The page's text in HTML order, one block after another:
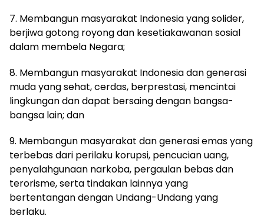
7. Membangun masyarakat Indonesia yang solider,
berjiwa gotong royong dan kesetiakawanan sosial
dalam membela Negara;
8. Membangun masyarakat Indonesia dan generasi
muda yang sehat, cerdas, berprestasi, mencintai
lingkungan dan dapat bersaing dengan bangsa-
bangsa lain; dan
9. Membangun masyarakat dan generasi emas yang
terbebas dari perilaku korupsi, pencucian uang,
penyalahgunaan narkoba, pergaulan bebas dan
terorisme, serta tindakan lainnya yang
bertentangan dengan Undang-Undang yang
berlaku.